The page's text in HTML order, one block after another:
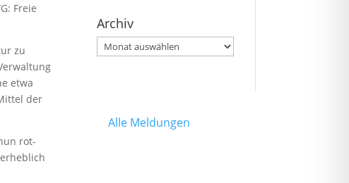
Freie
zu
etwa
der
rot-
Archiv
Archiv
Alle Meldungen